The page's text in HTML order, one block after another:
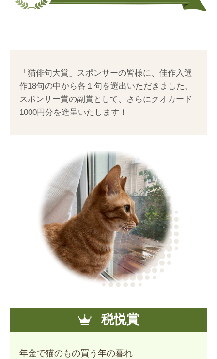
「猫俳句大賞」スポンサーの皆様に、佳作入選
作18句の中から各１句を選出いただきました。
スポンサー賞の副賞として、さらにクオカード
1000円分を進呈いたします！
税悦賞
年金で猫のもの買う年の暮れ